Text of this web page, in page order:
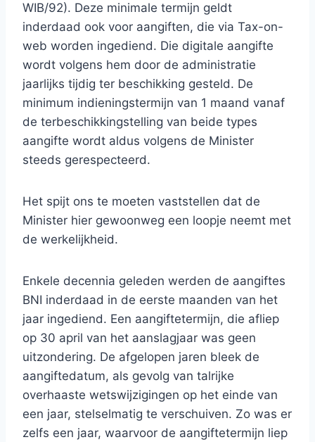
WIB/92). Deze minimale termijn geldt
inderdaad ook voor aangiften, die via Tax-on-
web worden ingediend. Die digitale aangifte
wordt volgens hem door de administratie
jaarlijks tijdig ter beschikking gesteld. De
minimum indieningstermijn van 1 maand vanaf
de terbeschikkingstelling van beide types
aangifte wordt aldus volgens de Minister
steeds gerespecteerd.
Het spijt ons te moeten vaststellen dat de
Minister hier gewoonweg een loopje neemt met
de werkelijkheid.
Enkele decennia geleden werden de aangiftes
BNI inderdaad in de eerste maanden van het
jaar ingediend. Een aangiftetermijn, die afliep
op 30 april van het aanslagjaar was geen
uitzondering. De afgelopen jaren bleek de
aangiftedatum, als gevolg van talrijke
overhaaste wetswijzigingen op het einde van
een jaar, stelselmatig te verschuiven. Zo was er
zelfs een jaar, waarvoor de aangiftetermijn liep